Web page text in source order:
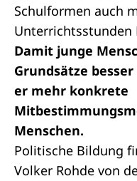
Schulformen auch
Unterrichtsstunden
Damit junge
Grundsätze
er mehr konkrete
Menschen.
Politische Bildung
Volker Rohde von